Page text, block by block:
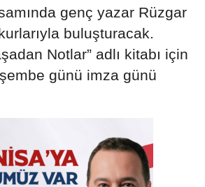
genç yazar Rüzgar
buluşturacak.
Notlar” adlı kitabı için
günü imza günü